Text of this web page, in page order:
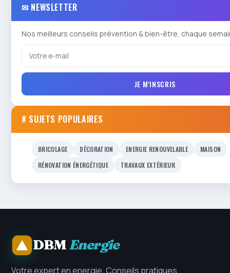
✉ NEWSLETTER
Nos meilleurs conseils prévention & bien-être, chaque
JE M'INSCRIS
# SUJETS POPULAIRES
BRICOLAGE DÉCORATION ENERGIE RENOUVELABLE
MAISON
RÉNOVATION ÉNERGÉTIQUE
TRAVAUX EXTÉRIEUR
DBMEnergie
Votre expert en energie. Conseils pratiques,